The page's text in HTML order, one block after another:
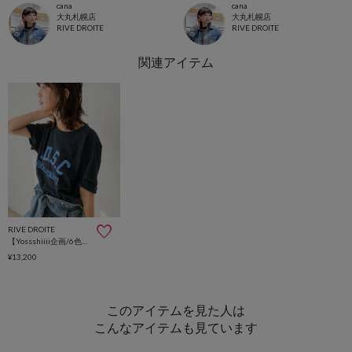
cana
大丸札幌店
RIVE DROITE
cana
大丸札幌店
RIVE DROITE
RIVE DROITE
【Yossshiiii企画/6色展開/ひんやりタッチ/着痩せ】R.D.S.CロゴTee
¥13,200
このアイテムを見た人は
こんなアイテムも見ています